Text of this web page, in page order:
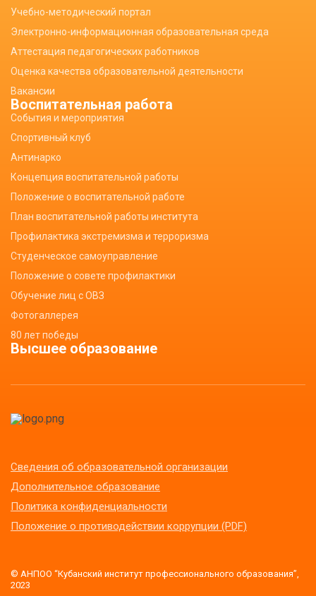
Учебно-методический портал
Электронно-информационная образовательная среда
Аттестация педагогических работников
Оценка качества образовательной деятельности
Вакансии
Воспитательная работа
События и мероприятия
Спортивный клуб
Антинарко
Концепция воспитательной работы
Положение о воспитательной работе
План воспитательной работы института
Профилактика экстремизма и терроризма
Студенческое самоуправление
Положение о совете профилактики
Обучение лиц с ОВЗ
Фотогаллерея
80 лет победы
Высшее образование
Сведения об образовательной организации
Дополнительное образование
Политика конфиденциальности
Положение о противодействии коррупции (PDF)
© АНПОО “Кубанский институт профессионального образования”,
2023